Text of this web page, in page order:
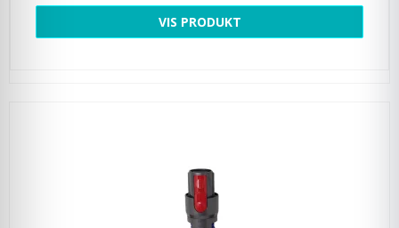
VIS PRODUKT